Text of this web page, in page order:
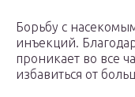
Борьбу с
инъекций.
проникает во все
избавиться от